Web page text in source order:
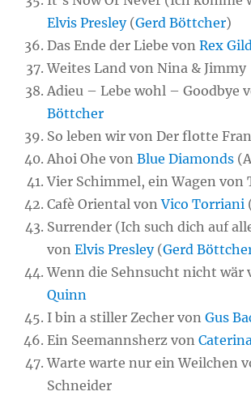
Elvis Presley(Gerd Böttcher)
Das Ende der Liebe vonRex
Weites Land von Nina & Jimmy
Adieu – Lebe wohl – Goodbye
Böttcher
So leben wir von Der flotte
Ahoi Ohe vonBlue Diamonds
Vier Schimmel, ein Wagen von
Cafè Oriental vonVico Torriani
Surrender (Ich such dich auf
vonElvis Presley(Gerd
Wenn die Sehnsucht nicht wär
Quinn
I bin a stiller Zecher vonGus
Ein Seemannsherz von
Warte warte nur ein Weilchen
Schneider